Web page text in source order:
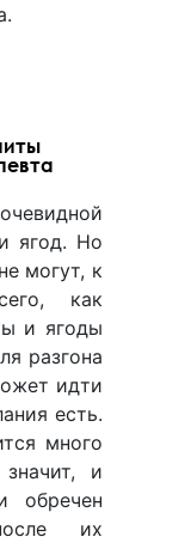
ягод. Но
могут, к
как
и ягоды
разгона
идти
есть.
много
и
обречен
их